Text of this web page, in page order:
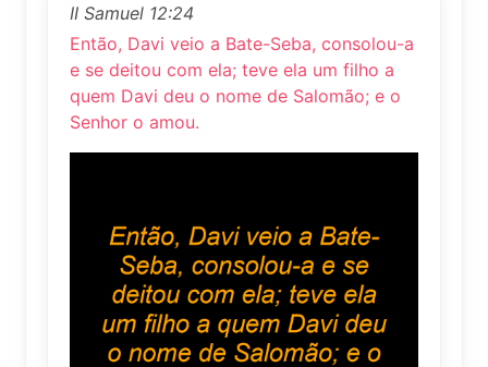
II Samuel 12:24
Então, Davi veio a Bate-Seba, consolou-a
e se deitou com ela; teve ela um filho a
quem Davi deu o nome de Salomão; e o
Senhor o amou.